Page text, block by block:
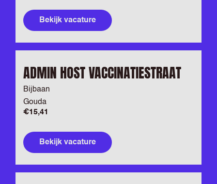
Bekijk vacature
ADMIN HOST VACCINATIESTRAAT
Bijbaan
Gouda
€15,41
Bekijk vacature